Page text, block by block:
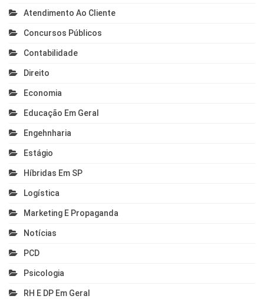
Atendimento Ao Cliente
Concursos Públicos
Contabilidade
Direito
Economia
Educação Em Geral
Engehnharia
Estágio
Híbridas Em SP
Logística
Marketing E Propaganda
Notícias
PCD
Psicologia
RH E DP Em Geral